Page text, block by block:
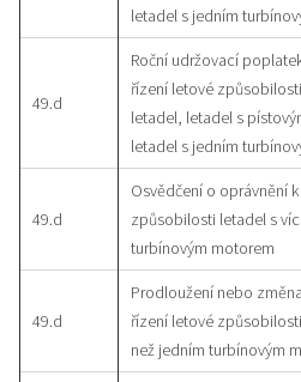
letadel s jedním
49.d
Roční udržovací
řízení letové
letadel, letadel s
letadel s jedním
49.d
Osvědčení o oprávnění
způsobilosti letadel s
turbínovým motorem
49.d
Prodloužení nebo
řízení letové
než jedním turbínovým